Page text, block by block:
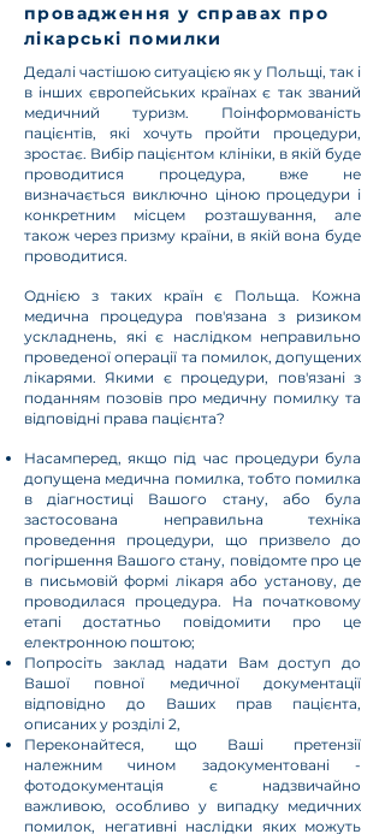
провадження у справах про
лікарські помилки
Дедалі частішою ситуацією як у Польщі, так і
в інших європейських країнах є так званий
медичний туризм. Поінформованість
пацієнтів, які хочуть пройти процедури,
зростає. Вибір пацієнтом клініки, в якій буде
проводитися процедура, вже не
визначається виключно ціною процедури і
конкретним місцем розташування, але
також через призму країни, в якій вона буде
проводитися.
Однією з таких країн є Польща. Кожна
медична процедура пов'язана з ризиком
ускладнень, які є наслідком неправильно
проведеної операції та помилок, допущених
лікарями. Якими є процедури, пов'язані з
поданням позовів про медичну помилку та
відповідні права пацієнта?
Насамперед, якщо під час процедури була
допущена медична помилка, тобто помилка
в діагностиці Вашого стану, або була
застосована неправильна техніка
проведення процедури, що призвело до
погіршення Вашого стану, повідомте про це
в письмовій формі лікаря або установу, де
проводилася процедура. На початковому
етапі достатньо повідомити про це
електронною поштою;
Попросіть заклад надати Вам доступ до
Вашої повної медичної документації
відповідно до Ваших прав пацієнта,
описаних у розділі 2,
Переконайтеся, що Ваші претензії
належним чином задокументовані -
фотодокументація є надзвичайно
важливою, особливо у випадку медичних
помилок, негативні наслідки яких можуть